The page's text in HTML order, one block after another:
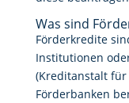
Was sind
Förderkredite
Institutionen
(Kreditanstalt
Förderbanken